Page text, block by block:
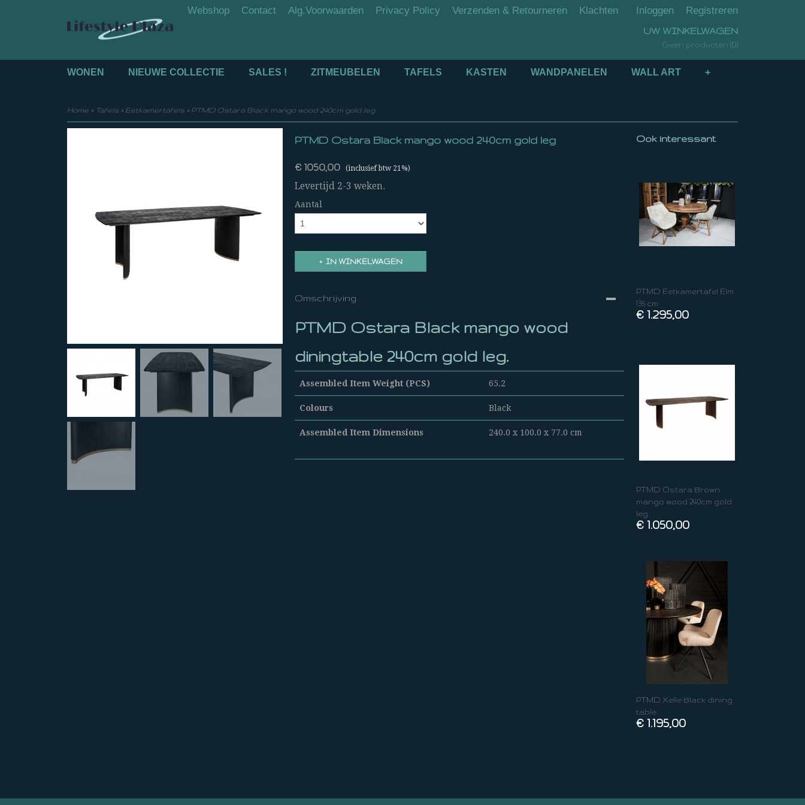
Webshop Contact Alg.Voorwaarden Privacy Policy Verzenden & Retourneren Klachten Inloggen Registreren
UW WINKELWAGEN
Geen producten (0)
WONEN NIEUWE COLLECTIE SALES ! ZITMEUBELEN TAFELS KASTEN WANDPANELEN WALL ART +
Home > Tafels > Eetkamertafels > PTMD Ostara Black mango wood 240cm gold leg
PTMD Ostara Black mango wood 240cm gold leg
€ 1050,00 (inclusief btw 21%)
Levertijd 2-3 weken.
Aantal
IN WINKELWAGEN
Omschrijving
PTMD Ostara Black mango wood
diningtable 240cm gold leg.
Assembled Item Weight (PCS) 65.2
Colours Black
Assembled Item Dimensions 240.0 x 100.0 x 77.0 cm
Ook interessant
PTMD Eetkamertafel Elm
135 cm
€ 1.295,00
PTMD Ostara Brown
mango wood 240cm gold
leg
€ 1.050,00
PTMD Xelle Black dining
table
€ 1.195,00